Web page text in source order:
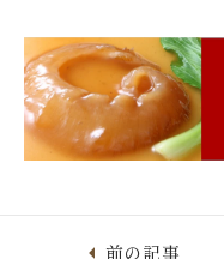
前の記事